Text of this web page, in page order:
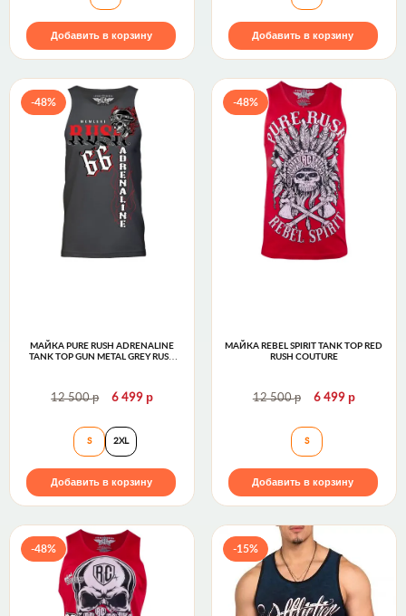
Добавить в корзину Добавить в корзину
-48%
МАЙКА PURE RUSH ADRENALINE
TANK TOP GUN METAL GREY RUSH
12 500р 6 499р
Майка PURE RUSH ADRENALINE TANK TOP Gun
S 2XL
Добавить в корзину
-48%
МАЙКА REBEL SPIRIT TANK TOP RED
RUSH COUTURE
12 500р 6 499 р
Майка REBEL
S
Добавить в корзину
-48% -15%